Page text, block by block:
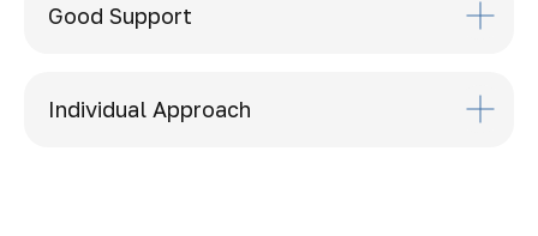
Good Support
Individual Approach